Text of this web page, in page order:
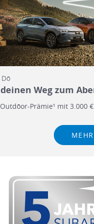
Weg zum
Prämie¹ mit 3.000